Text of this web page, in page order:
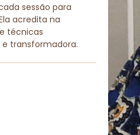
sessão para
acredita na
técnicas
transformadora.